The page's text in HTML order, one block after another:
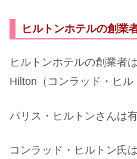
ヒルトンホテルの創業
ヒルトンホテルの創業者
Hilton（コンラッド・ヒル
パリス・ヒルトンさんは
コンラッド・ヒルトン氏